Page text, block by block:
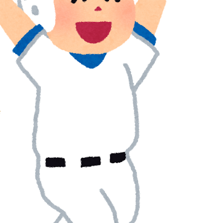
すぎる、何故なのか」
判の接待があった模様…」→「メダル剥奪なのでは…？
とを言ってくれているぞ！アメリカの良さを再発見で
米国籍目的の出産ツーリズム禁止令」に署名…寄生侵
るの？」
、一生食えないなら何を捨てる？」
結んだ約束を守らないことに海外大騒ぎ！（海外の反
ボードで救助されて人の脚の下に潜り込む【海外の反